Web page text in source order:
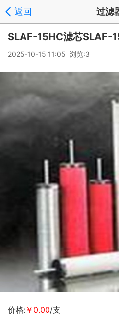
返回 过滤
SLAF-15HC滤芯SLAF-
2025-10-15 11:05 浏览:3
价格: ￥0.00/支